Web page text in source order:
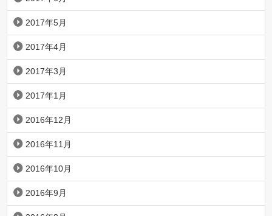
2017年5月
2017年4月
2017年3月
2017年1月
2016年12月
2016年11月
2016年10月
2016年9月